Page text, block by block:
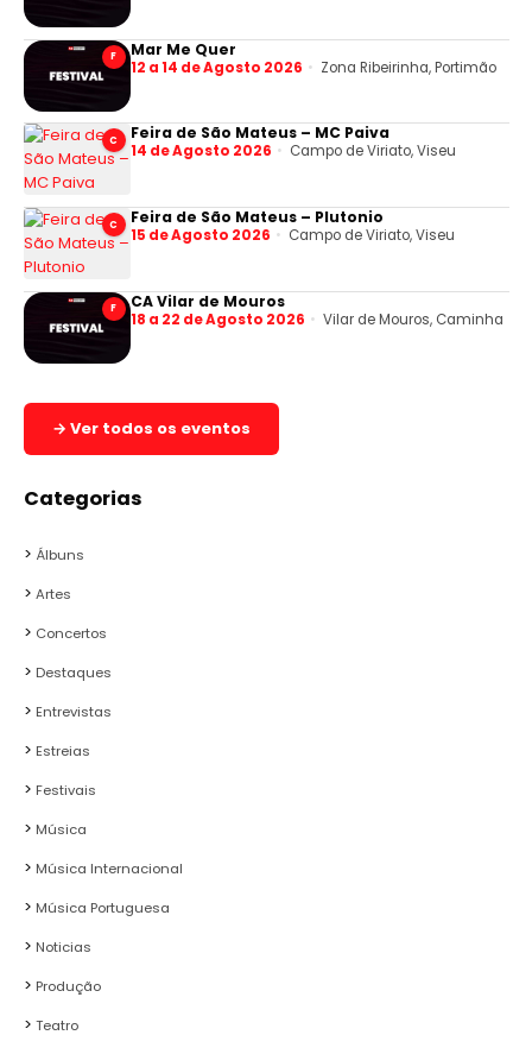
F Mar Me Quer
12 a 14 de Agosto 2026 Zona Ribeirinha, Portimão
C Feira de São Mateus – MC Paiva
14 de Agosto 2026 Campo de Viriato, Viseu
C Feira de São Mateus – Plutonio
15 de Agosto 2026 Campo de Viriato, Viseu
F CA Vilar de Mouros
18 a 22 de Agosto 2026 Vilar de Mouros, Caminha
→ Ver todos os eventos
Categorias
Álbuns
Artes
Concertos
Destaques
Entrevistas
Estreias
Festivais
Música
Música Internacional
Música Portuguesa
Noticias
Produção
Teatro